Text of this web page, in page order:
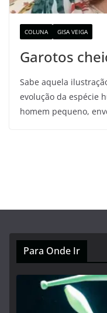
COLUNA GISA VEIGA
Garotos
Sabe aquela
evolução da espécie
homem pequeno,
Para Onde Ir